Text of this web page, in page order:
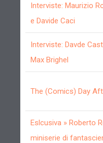
Interviste: Maurizio
e Davide Caci
Interviste: Davde
Max Brighel
The (Comics) Day
Eslcusiva » Roberto
miniserie di